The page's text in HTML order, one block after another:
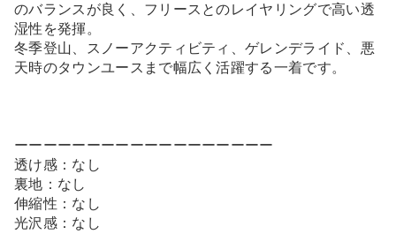
のバランスが良く、フリースとのレイヤリングで高い透
湿性を発揮。
冬季登山、スノーアクティビティ、ゲレンデライド、悪
天時のタウンユースまで幅広く活躍する一着です。
ーーーーーーーーーーーーーーーーーー
透け感：なし
裏地：なし
伸縮性：なし
光沢感：なし